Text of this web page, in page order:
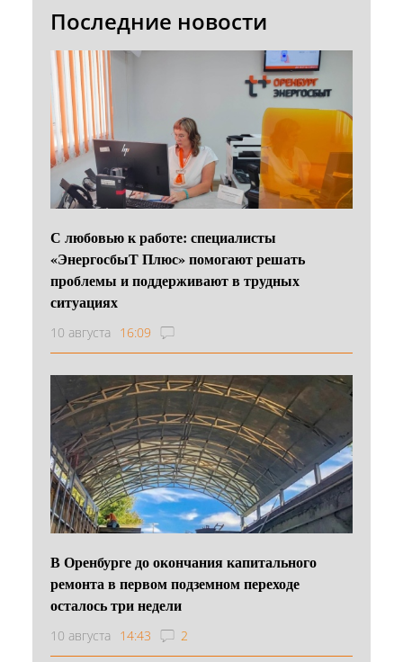
Последние новости
С любовью к работе: специалисты
«ЭнергосбыТ Плюс» помогают решать
проблемы и поддерживают в трудных
ситуациях
10 августа 16:09
В Оренбурге до окончания капитального
ремонта в первом подземном переходе
осталось три недели
10 августа 14:43 2